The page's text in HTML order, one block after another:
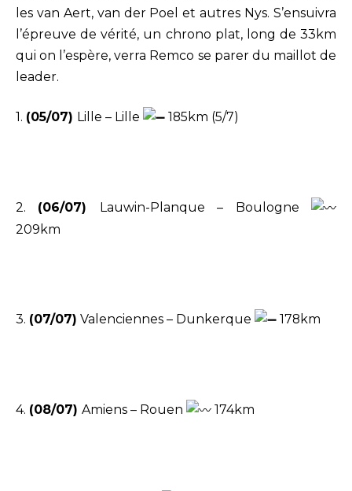
les van Aert, van der Poel et autres Nys. S’ensuivra
l’épreuve de vérité, un chrono plat, long de 33km
qui on l’espère, verra Remco se parer du maillot de
leader.
1. (05/07) Lille – Lille 185km (5/7)
2. (06/07) Lauwin-Planque – Boulogne
209km
3. (07/07) Valenciennes – Dunkerque 178km
4. (08/07) Amiens – Rouen 174km